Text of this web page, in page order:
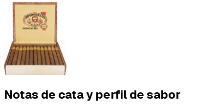
Notas de cata y perfil de sabor